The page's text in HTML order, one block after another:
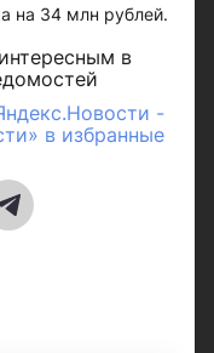
на 34 млн рублей.
в
-
в избранные